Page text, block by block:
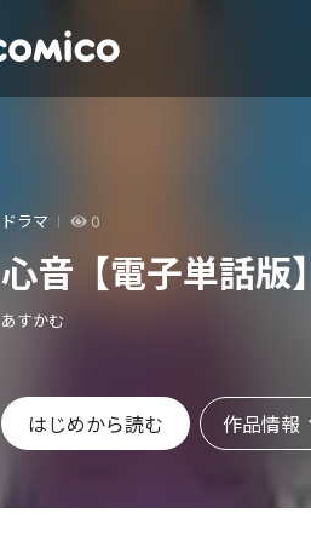
ドラマ 0
心音【電子単話版
あすかむ
はじめから読む 作品情報